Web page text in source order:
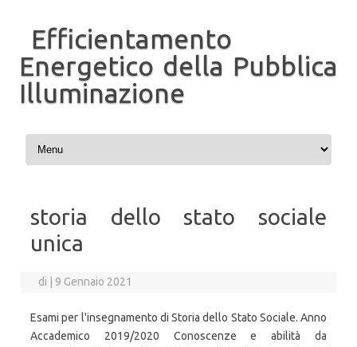
Efficientamento
Energetico della Pubblica
Illuminazione
Vai al contenuto
storia dello stato sociale
unica
di 9 Gennaio 2021
Esami per l'insegnamento di Storia dello Stato Sociale. Anno
Accademico 2019/2020 Conoscenze e abilità da